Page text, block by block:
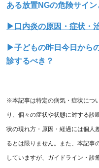
ある放置NGの危険サイン
▶口内炎の原因・症状・
▶子どもの昨日今日から
診するべき？
※本記事は特定の病気・症状につ
り、個々の症状や状態に対する診
状の現れ方・原因・経過には個人
るとは限りません。また、本記事
していますが、ガイドライン・診